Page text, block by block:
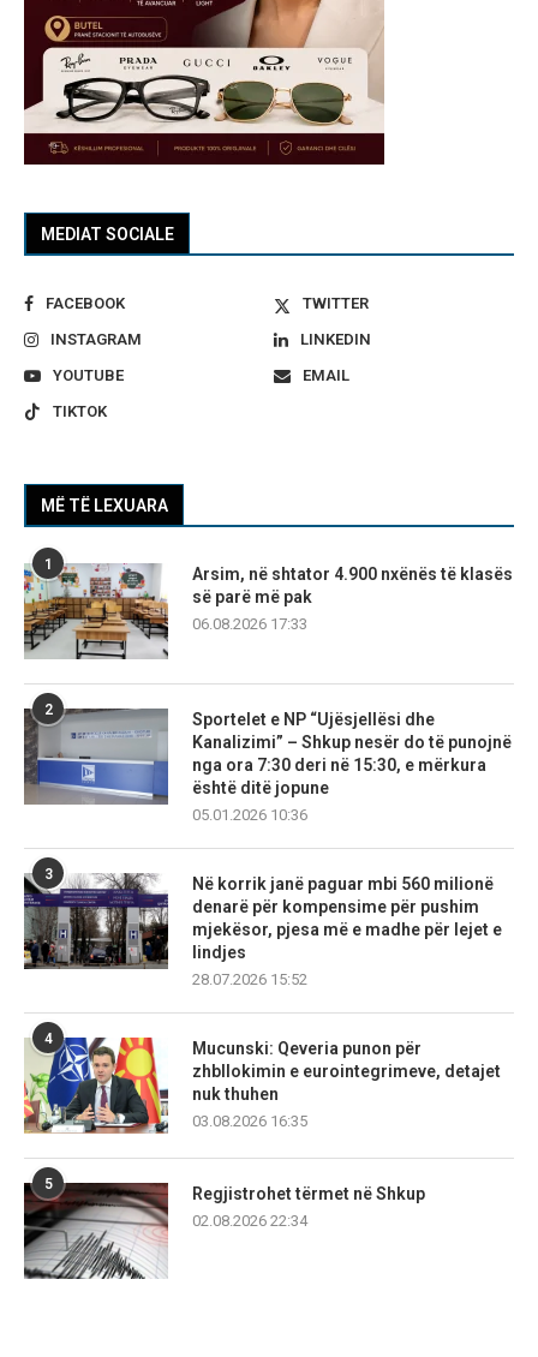
MEDIAT SOCIALE
FACEBOOK
TWITTER
INSTAGRAM
LINKEDIN
YOUTUBE
EMAIL
TIKTOK
MË TË LEXUARA
1
Arsim, në shtator 4.900 nxënës të klasës
së parë më pak
06.08.2026 17:33
2
Sportelet e NP “Ujësjellësi dhe
Kanalizimi” – Shkup nesër do të punojnë
nga ora 7:30 deri në 15:30, e mërkura
është ditë jopune
05.01.2026 10:36
3
Në korrik janë paguar mbi 560 milionë
denarë për kompensime për pushim
mjekësor, pjesa më e madhe për lejet e
lindjes
28.07.2026 15:52
4
Mucunski: Qeveria punon për
zhbllokimin e eurointegrimeve, detajet
nuk thuhen
03.08.2026 16:35
5
Regjistrohet tërmet në Shkup
02.08.2026 22:34